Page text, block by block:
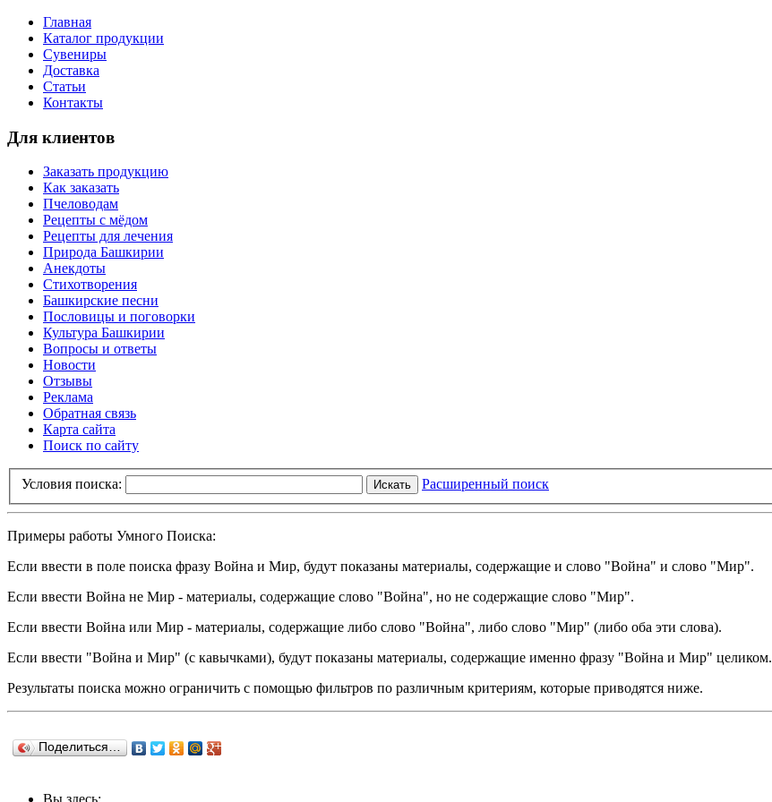
Главная
Каталог продукции
Сувениры
Доставка
Статьи
Контакты
Для клиентов
Заказать продукцию
Как заказать
Пчеловодам
Рецепты с мёдом
Рецепты для лечения
Природа Башкирии
Анекдоты
Стихотворения
Башкирские песни
Пословицы и поговорки
Культура Башкирии
Вопросы и ответы
Новости
Отзывы
Реклама
Обратная связь
Карта сайта
Поиск по сайту
Условия поиска: Искать Расширенный поиск
Примеры работы Умного Поиска:
Если ввести в поле поиска фразу Война и Мир, будут показаны материалы, содержащие и слово "Война" и слово "Мир".
Если ввести Война не Мир - материалы, содержащие слово "Война", но не содержащие слово "Мир".
Если ввести Война или Мир - материалы, содержащие либо слово "Война", либо слово "Мир" (либо оба эти слова).
Если ввести "Война и Мир" (с кавычками), будут показаны материалы, содержащие именно фразу "Война и Мир" целиком.
Результаты поиска можно ограничить с помощью фильтров по различным критериям, которые приводятся ниже.
Поделиться…
Вы здесь: